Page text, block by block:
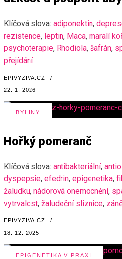
Klíčová slova: adiponektin,
rezistence, leptin, Maca, maralí
psychoterapie, Rhodiola, šafrán,
přejídání
EPIVYZIVA.CZ /
22. 1. 2026
BYLINY
Hořký pomeranč
Klíčová slova: antibakteriální,
dyspepsie, efedrin, epigenetika,
žaludku, nádorová onemocnění,
vytrvalost, žaludeční sliznice,
EPIVYZIVA.CZ /
18. 12. 2025
EPIGENETIKA V PRAXI